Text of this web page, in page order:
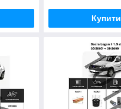
Купити